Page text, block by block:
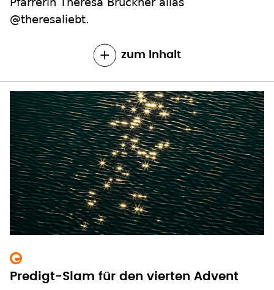
@theresaliebt.
zum Inhalt
Predigt-Slam für den vierten Advent